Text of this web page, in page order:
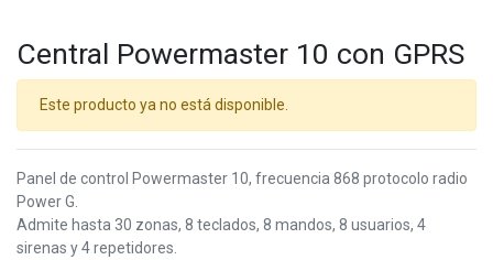
Central Powermaster 10 con GPRS
Este producto ya no está disponible.
Panel de control Powermaster 10, frecuencia 868 protocolo radio
Power G.
Admite hasta 30 zonas, 8 teclados, 8 mandos, 8 usuarios, 4
sirenas y 4 repetidores.